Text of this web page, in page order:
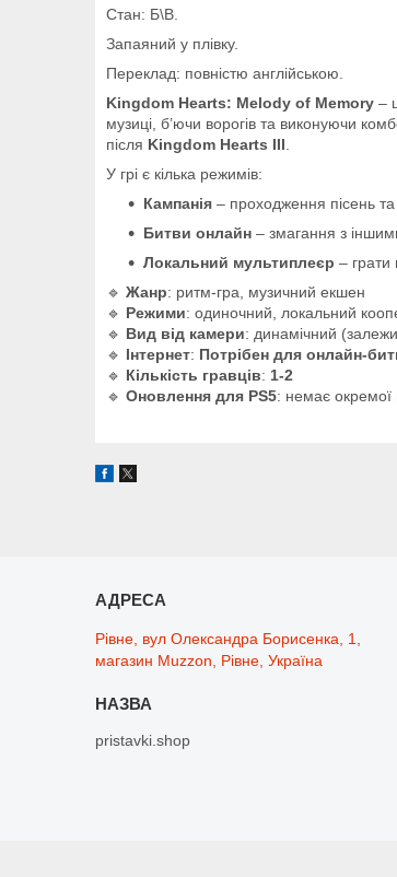
Стан: Б\В.
Запаяний у плівку.
Переклад: повністю англійською.
Kingdom Hearts: Melody of Memory –
музиці, б’ючи ворогів та виконуючи
після Kingdom Hearts III
У грі є кілька режимів:
Кампанія – проходження пісень
Битви онлайн – змагання з
Локальний мультиплеєр – грати
🔹 Жанр: ритм-гра, музичний екшен
🔹 Режими: одиночний, локальний
🔹 Вид від камери: динамічний
🔹 Інтернет: Потрібен для онлайн-
🔹 Кількість гравців: 1-2
🔹 Оновлення для PS5: немає окремої
Рівне, вул Олександра Борисенка, 1,
магазин Muzzon, Рівне, Україна
pristavki.shop